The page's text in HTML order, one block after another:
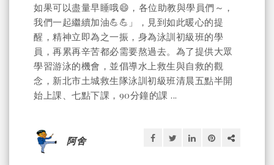
如果可以盡量早睡哦😄，各位助教與學員們～，
我們一起繼續加油💪💪」，見到如此暖心的提
醒，精神立即為之一振，身為泳訓初級班的學
員，再累再辛苦都必需要熬過去。為了提供大眾
學習游泳的機會，並倡導水上救生與自救的觀
念，新北市土城救生隊泳訓初級班清晨五點半開
始上課、七點下課，90分鐘的課 ...
阿舍